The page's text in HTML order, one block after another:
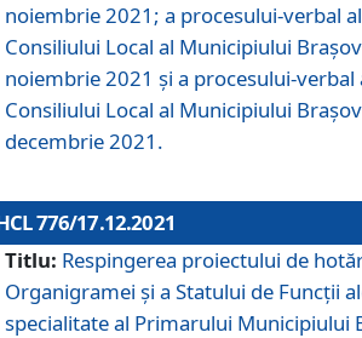
noiembrie 2021; a procesului-verbal
Consiliului Local al Municipiului
noiembrie 2021 și a procesului-verbal
Consiliului Local al Municipiului
decembrie 2021.
776/17.12.2021
Titlu: Respingerea proiectului de
Organigramei şi a Statului de Funcţii
specialitate al Primarului Municipiului